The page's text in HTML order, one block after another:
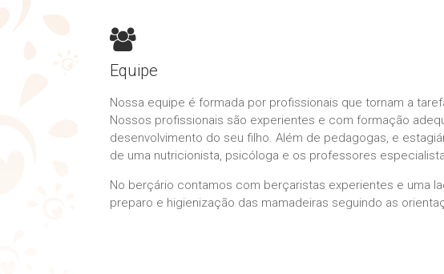
Equipe
Nossa equipe é formada por profissionais que tornam a
Nossos profissionais são experientes e com formação
desenvolvimento do seu filho. Além de pedagogas, e
de uma nutricionista, psicóloga e os professores
No berçário contamos com berçaristas experientes e uma
preparo e higienização das mamadeiras seguindo as